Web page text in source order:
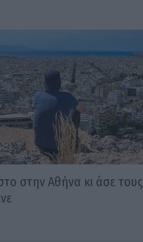
στην Αθήνα κι άσε τους